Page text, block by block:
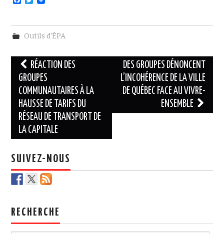
e
b
o
k
t
t
e
Outils d'ÉPA
Navigation
des
articles
RÉACTION DES
GROUPES
COMMUNAUTAIRES À LA
HAUSSE DE TARIFS DU
RÉSEAU DE TRANSPORT DE
LA CAPITALE
DES GROUPES DÉNONCENT
L’INCOHÉRENCE DE LA VILLE
DE QUÉBEC FACE AU VIVRE-
ENSEMBLE
SUIVEZ-NOUS
RECHERCHE